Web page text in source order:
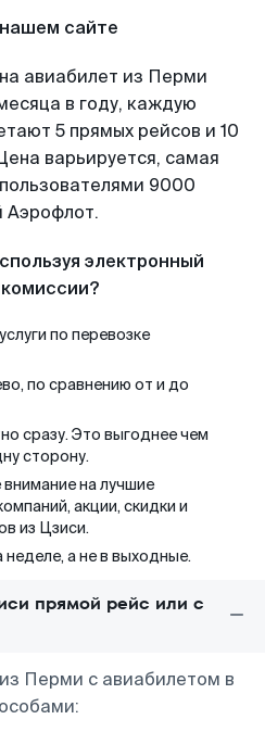
сайте
авиабилет из Перми
в году, каждую
5 прямых рейсов и 10
варьируется, самая
9000
Аэрофлот.
электронный
по перевозке
по сравнению от и до
сразу. Это выгоднее чем
сторону.
на лучшие
акции, скидки и
из Цзиси.
неделе, а не в выходные.
прямой рейс или с
Перми с авиабилетом в